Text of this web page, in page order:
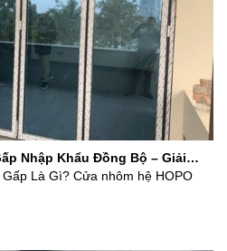
Nhập Khẩu Đồng Bộ – Giải
Gian Mở
Là Gì? Cửa nhôm hệ HOPO